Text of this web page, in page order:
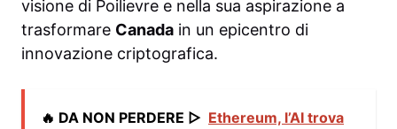
visione di Poilievre e nella sua aspirazione a
trasformare Canada in un epicentro di
innovazione criptografica.
🔥 DA NON PERDERE ▷ Ethereum, l’AI trova